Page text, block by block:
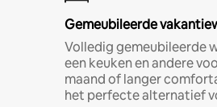
Gemeubileerde
Volledig gemeubileerde
een keuken en andere
maand of langer
het perfecte alternatief